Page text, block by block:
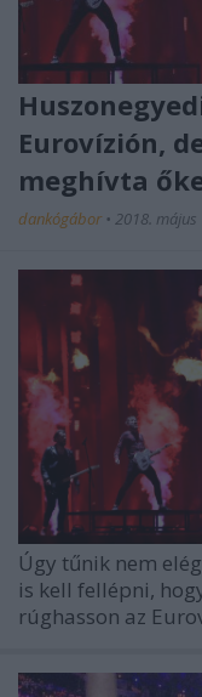
Eurovízión,
meghívta
dankógábor • 2018. május
Úgy tűnik nem
is kell fellépni,
rúghasson az